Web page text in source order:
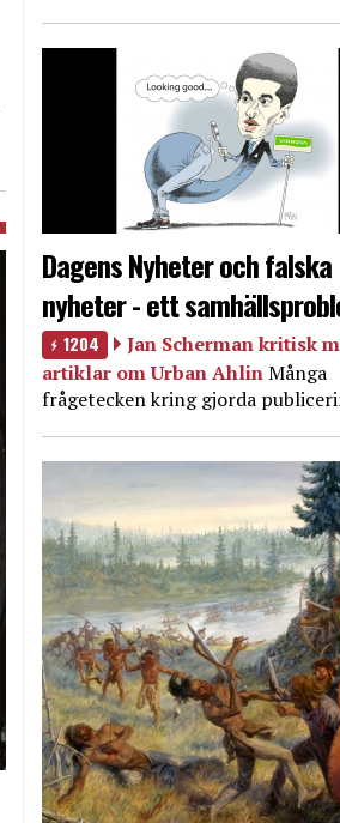
Dagens Nyheter och falska
nyheter - ett
1204
Jan Scherman kritisk
artiklar om Urban AhlinMånga
frågetecken kring gjorda